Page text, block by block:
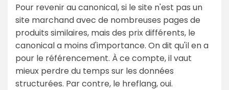
Pour revenir au canonical, si le site n'est pas un
site marchand avec de nombreuses pages de
produits similaires, mais des prix différents, le
canonical a moins d'importance. On dit qu'il en a
pour le référencement. À ce compte, il vaut
mieux perdre du temps sur les données
structurées. Par contre, le hreflang, oui.